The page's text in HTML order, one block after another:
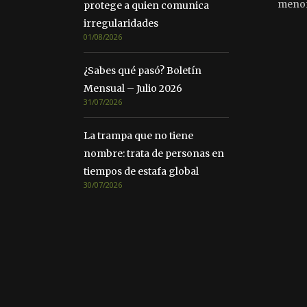
protege a quien comunica
irregularidades
01/08/2026
¿Sabes qué pasó? Boletín
Mensual – Julio 2026
31/07/2026
La trampa que no tiene
nombre: trata de personas en
tiempos de estafa global
30/07/2026